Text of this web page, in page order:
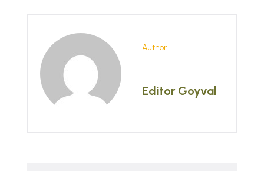
Author
Editor Goyval